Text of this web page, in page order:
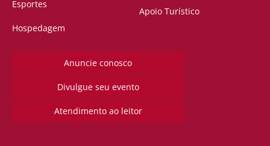
Esportes
Hospedagem
Apoio Turístico
Anuncie conosco
Divulgue seu evento
Atendimento ao leitor